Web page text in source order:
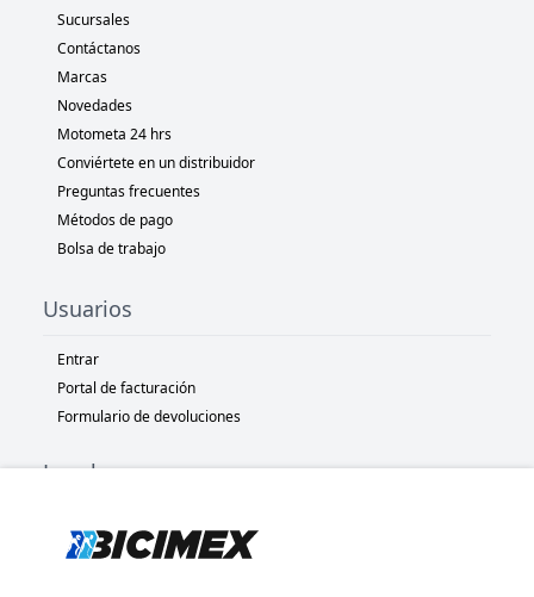
Sucursales
Contáctanos
Marcas
Novedades
Motometa 24 hrs
Conviértete en un distribuidor
Preguntas frecuentes
Métodos de pago
Bolsa de trabajo
Usuarios
Entrar
Portal de facturación
Formulario de devoluciones
Legal
Políticas de privacidad